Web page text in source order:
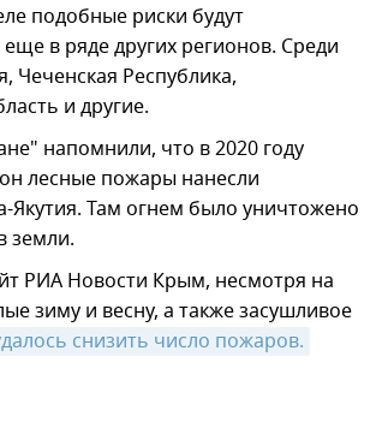
подобные риски будут
еще в ряде других регионов. Среди
Чеченская Республика,
и другие.
напомнили, что в 2020 году
лесные пожары нанесли
Якутия. Там огнем было уничтожено
земли.
РИА Новости Крым, несмотря на
зиму и весну, а также засушливое
снизить число пожаров.